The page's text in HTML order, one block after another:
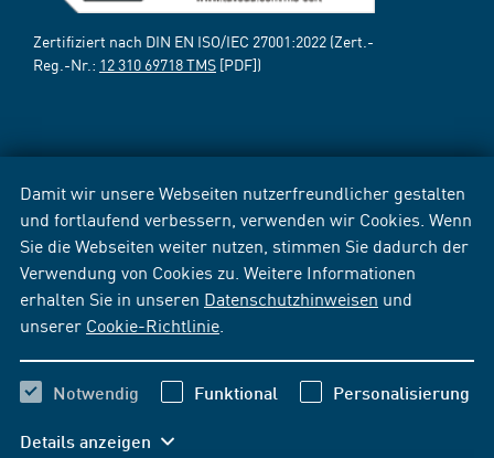
Damit wir unsere Webseiten nutzerfreundlicher gestalten
und fortlaufend verbessern, verwenden wir Cookies. Wenn
Sie die Webseiten weiter nutzen, stimmen Sie dadurch der
Verwendung von Cookies zu. Weitere Informationen
erhalten Sie in unseren Datenschutzhinweisen und
unserer Cookie-Richtlinie
Notwendig Funktional Personalisierung
Details anzeigen
Zertifiziert nach DIN EN ISO/IEC 27001:2022 (Zert.-
Reg.-Nr.: 12 310 69718 TMS [PDF])